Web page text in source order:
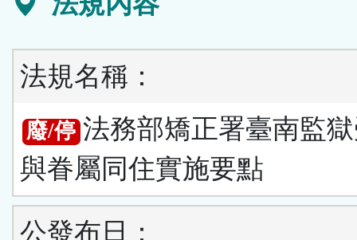
法規名稱：
廢/停 法務部矯正署臺南監
與眷屬同住實施要點
公發布日：